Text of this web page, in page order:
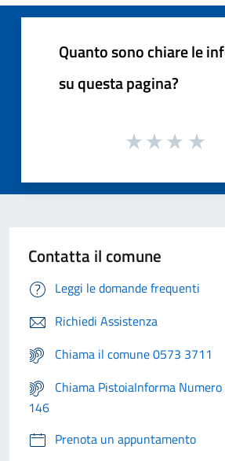
Quanto sono chiare le
su questa pagina?
Contatta il comune
Leggi le domande frequenti
Richiedi Assistenza
Chiama il comune 0573 3711
Chiama PistoiaInforma
146
Prenota un appuntamento